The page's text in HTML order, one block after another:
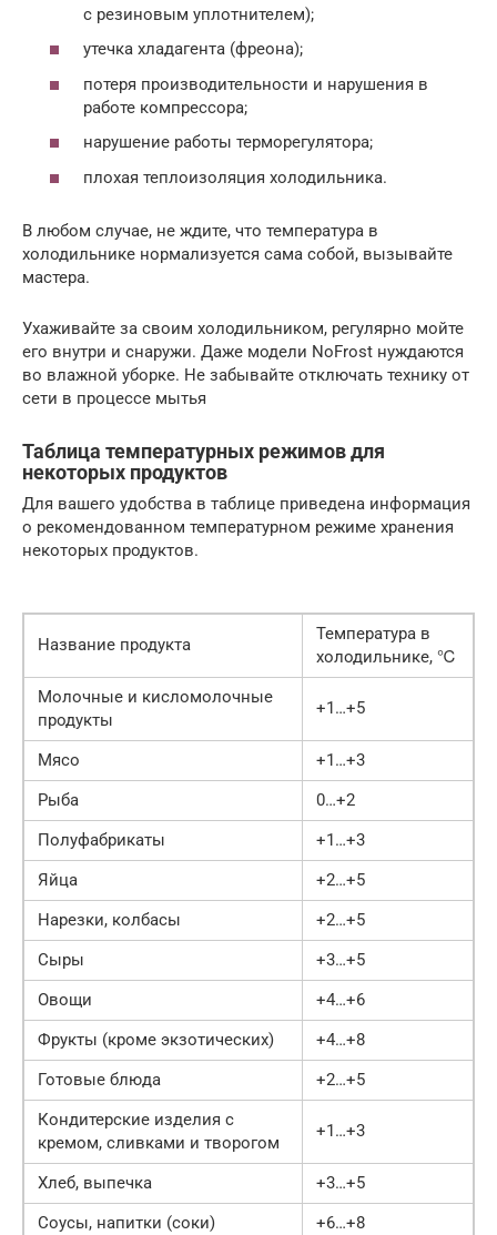
с резиновым уплотнителем);
утечка хладагента (фреона);
потеря производительности и нарушения в
работе компрессора;
нарушение работы терморегулятора;
плохая теплоизоляция холодильника.
В любом случае, не ждите, что температура в
холодильнике нормализуется сама собой, вызывайте
мастера.
Ухаживайте за своим холодильником, регулярно мойте
его внутри и снаружи. Даже модели NoFrost нуждаются
во влажной уборке. Не забывайте отключать технику от
сети в процессе мытья
Таблица температурных режимов для
некоторых продуктов
Для вашего удобства в таблице приведена информация
о рекомендованном температурном режиме хранения
некоторых продуктов.
Название продукта
Температура в
холодильнике, ℃
Молочные и кисломолочные
продукты
+1…+5
Мясо
+1…+3
Рыба
0…+2
Полуфабрикаты
+1…+3
Яйца
+2…+5
Нарезки, колбасы
+2…+5
Сыры
+3…+5
Овощи
+4…+6
Фрукты (кроме экзотических)
+4…+8
Готовые блюда
+2…+5
Кондитерские изделия с
кремом, сливками и творогом
+1…+3
Хлеб, выпечка
+3…+5
Соусы, напитки (соки)
+6…+8